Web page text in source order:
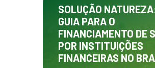
SOLUÇÃO
GUIA PARA O
FINANCIAMENTO DE
POR INSTITUIÇÕES
FINANCEIRAS NO